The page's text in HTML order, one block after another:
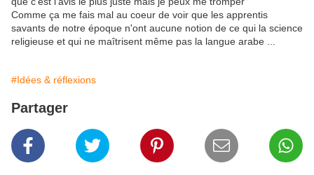
Comme ça me fais mal au coeur de voir que les apprentis
savants de notre époque n'ont aucune notion de ce qui la science
religieuse et qui ne maîtrisent même pas la langue arabe ...
#Idées & réflexions
Partager